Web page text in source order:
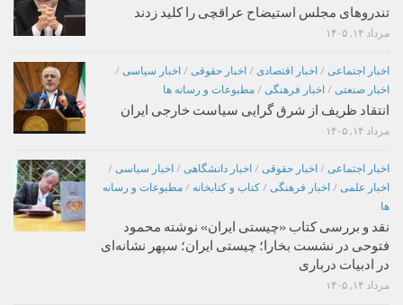
تندروهای مجلس استیضاح عراقچی را کلید زدند
مرداد ۱۴, ۱۴۰۵
اخبار اجتماعی / اخبار اقتصادی / اخبار حقوقی / اخبار سیاسی /
اخبار صنعتی / اخبار فرهنگی / مطبوعات و رسانه ها
انتقاد ظریف از شرق گرایی سیاست خارجی ایران
مرداد ۱۴, ۱۴۰۵
اخبار اجتماعی / اخبار حقوقی / اخبار دانشگاهی / اخبار سیاسی /
اخبار علمی / اخبار فرهنگی / کتاب و کتابخانه / مطبوعات و رسانه
ها
نقد و بررسی کتاب «چیستی ایران» نوشته محمود
فتوحی در نشست بخارا؛ چیستی ایران؛ سپهر نشانه‌ای
در ادبیات درباری
مرداد ۱۴, ۱۴۰۵